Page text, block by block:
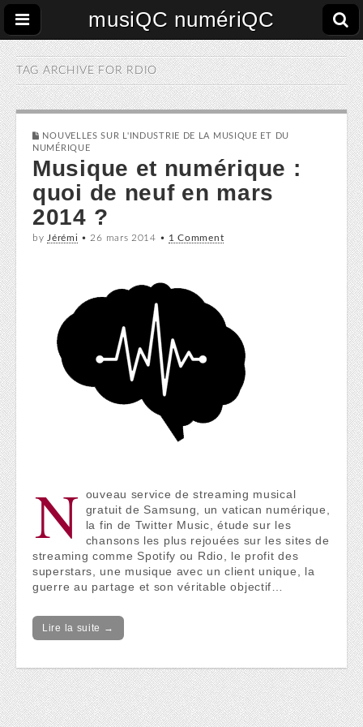
musiQC numériQC
TAG ARCHIVE FORRDIO
NOUVELLES SUR L'INDUSTRIE DE LA MUSIQUE ET DU
NUMÉRIQUE
Musique et numérique :
quoi de neuf en mars
2014 ?
by Jérémi • 26 mars 2014 • 1 Comment
N
ouveau service de streaming musical
gratuit de Samsung, un vatican numérique,
la fin de Twitter Music, étude sur les
chansons les plus rejouées sur les sites de
streaming comme Spotify ou Rdio, le profit des
superstars, une musique avec un client unique, la
guerre au partage et son véritable objectif…
Lire la suite →